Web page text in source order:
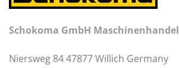
Schokoma GmbH Maschinenhandel
Niersweg 84 47877 Willich Germany